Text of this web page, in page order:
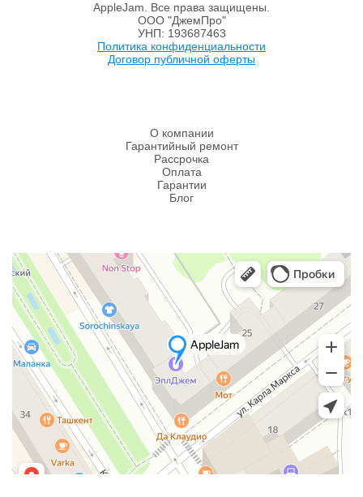
AppleJam. Все права защищены.
ООО "ДжемПро"
УНП: 193687463
Политика конфиденциальности
Договор публичной оферты
О компании
Гарантийный ремонт
Рассрочка
Оплата
Гарантии
Блог